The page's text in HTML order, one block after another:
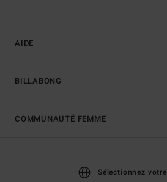
AIDE
BILLABONG
COMMUNAUTÉ FEMME
Sélectionnez